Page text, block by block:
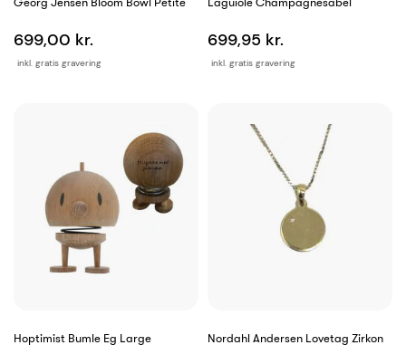
inkl. gratis gravering
699,00 kr.
inkl. gratis gravering
699,95 kr.
Hoptimist Bumle Eg Large
Nordahl Andersen Lovetag Zirkon